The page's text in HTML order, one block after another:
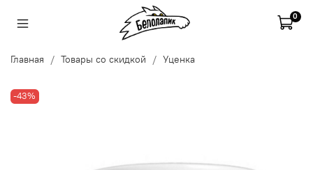
0
Главная Товары со скидкой Уценка
-43%